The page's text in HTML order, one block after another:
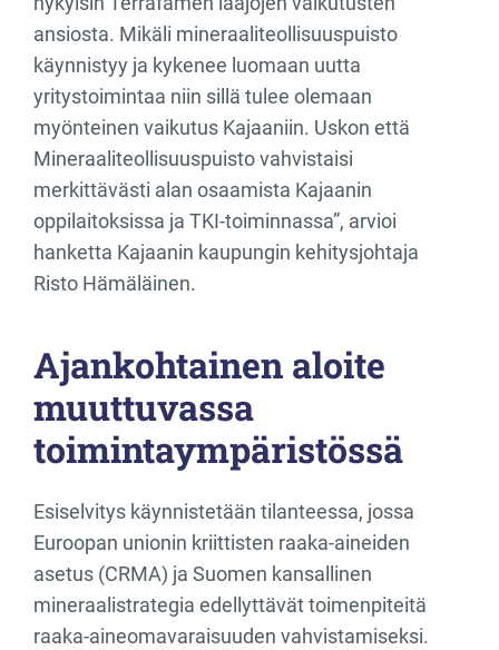
ansiosta. Mikäli mineraaliteollisuuspuisto
käynnistyy ja kykenee luomaan uutta
yritystoimintaa niin sillä tulee olemaan
myönteinen vaikutus Kajaaniin. Uskon että
Mineraaliteollisuuspuisto vahvistaisi
merkittävästi alan osaamista Kajaanin
oppilaitoksissa ja TKI-toiminnassa”, arvioi
hanketta Kajaanin kaupungin kehitysjohtaja
Risto Hämäläinen.
Ajankohtainen aloite
muuttuvassa
toimintaympäristössä
Esiselvitys käynnistetään tilanteessa, jossa
Euroopan unionin kriittisten raaka-aineiden
asetus (CRMA) ja Suomen kansallinen
mineraalistrategia edellyttävät toimenpiteitä
raaka-aineomavaraisuuden vahvistamiseksi.